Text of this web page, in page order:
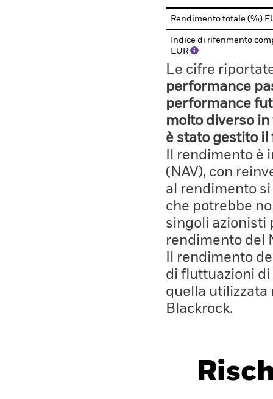
Rendimento totale (%)
Indice di riferimento
EUR
Le cifre
performance
performance
molto diverso
è stato gestito il
Il rendimento è
(NAV), con
al rendimento si
che potrebbe
singoli azionisti
rendimento del
Il rendimento
di fluttuazioni di
quella utilizzata
Blackrock.